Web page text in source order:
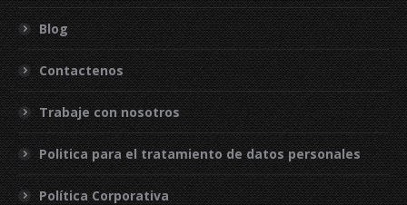
Blog
Contactenos
Trabaje con nosotros
Politica para el tratamiento de datos personales
Política Corporativa